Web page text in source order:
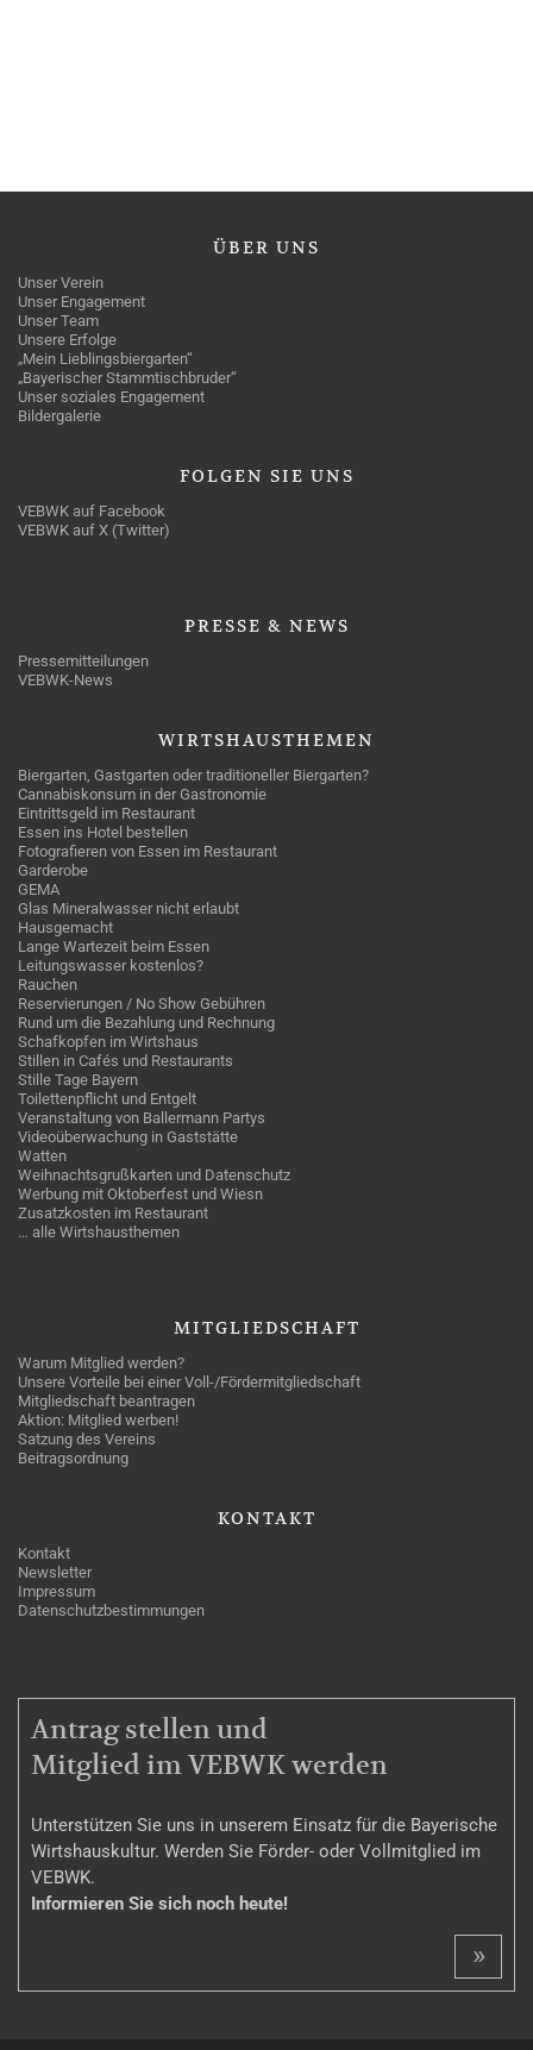
ÜBER UNS
Unser Verein
Unser Engagement
Unser Team
Unsere Erfolge
„Mein Lieblingsbiergarten“
„Bayerischer Stammtischbruder“
Unser soziales Engagement
Bildergalerie
FOLGEN SIE UNS
VEBWK auf Facebook
VEBWK auf X (Twitter)
PRESSE & NEWS
Pressemitteilungen
VEBWK-News
WIRTSHAUSTHEMEN
Biergarten, Gastgarten oder traditioneller Biergarten?
Cannabiskonsum in der Gastronomie
Eintrittsgeld im Restaurant
Essen ins Hotel bestellen
Fotografieren von Essen im Restaurant
Garderobe
GEMA
Glas Mineralwasser nicht erlaubt
Hausgemacht
Lange Wartezeit beim Essen
Leitungswasser kostenlos?
Rauchen
Reservierungen / No Show Gebühren
Rund um die Bezahlung und Rechnung
Schafkopfen im Wirtshaus
Stillen in Cafés und Restaurants
Stille Tage Bayern
Toilettenpflicht und Entgelt
Veranstaltung von Ballermann Partys
Videoüberwachung in Gaststätte
Watten
Weihnachtsgrußkarten und Datenschutz
Werbung mit Oktoberfest und Wiesn
Zusatzkosten im Restaurant
… alle Wirtshausthemen
MITGLIEDSCHAFT
Warum Mitglied werden?
Unsere Vorteile bei einer Voll-/Fördermitgliedschaft
Mitgliedschaft beantragen
Aktion: Mitglied werben!
Satzung des Vereins
Beitragsordnung
KONTAKT
Kontakt
Newsletter
Impressum
Datenschutzbestimmungen
MITGLIEDSCHAFT
Antrag stellen und
Mitglied im VEBWK werden
Unterstützen Sie uns in unserem Einsatz für die Bayerische
Wirtshauskultur. Werden Sie Förder- oder Vollmitglied im
VEBWK.
Informieren Sie sich noch heute!
»